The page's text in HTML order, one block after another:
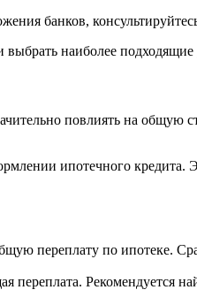
банков,
наиболее подходящие
повлиять на общую
ипотечного кредита.
переплату по ипотеке.
Рекомендуется